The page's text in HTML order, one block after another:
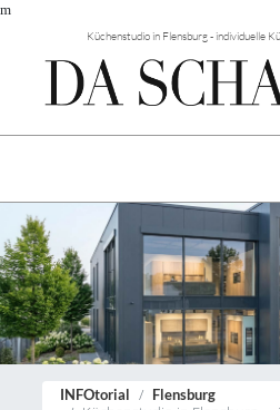
m
Küchenstudio in Flensburg - individuelle
INFOtorial Flensburg